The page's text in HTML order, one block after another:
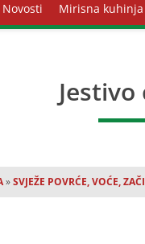
Novosti Mirisna kuhinja
Jestivo
»SVJEŽE POVRĆE, VOĆE,